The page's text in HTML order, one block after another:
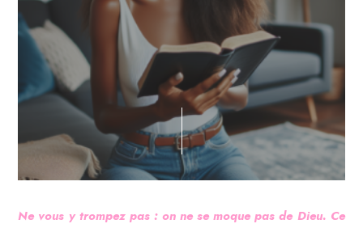
Ne vous y trompez pas : on ne se moque pas de Dieu. Ce